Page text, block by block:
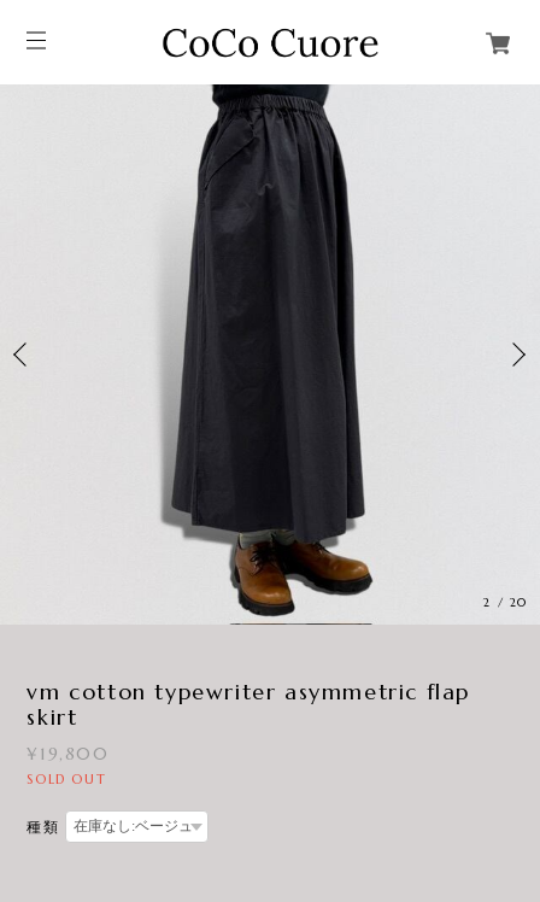
3 / 20
vm cotton typewriter asymmetric flap
skirt
¥19,800
SOLD OUT
種類